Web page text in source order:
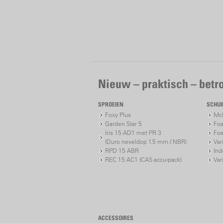
Nieuw – praktisch –
SPROEIEN
Foxy Plus
Garden Star 5
Iris 15 AD1 met PR 3
(Duro neveldop 1.5 mm / NBR)
RPD 15 ABR
REC 15 AC1 (CAS accu-pack)
ACCESSOIRES